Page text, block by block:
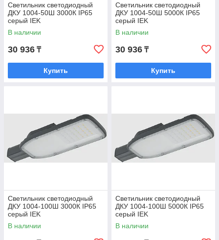
Выгодные скидки и акции
Постоянным покупателям.
✓
✓
Помощь
Наши консультанты помогут в выборе светильников.
Светильник светодиодный
ДКУ 1004-50Ш 3000К IP65
серый IEK
В наличии
30 936 ₸
Купить
Светильник светодиодный
ДКУ 1004-50Ш 5000К IP65
серый IEK
В наличии
30 936 ₸
Купить
Светильник светодиодный
ДКУ 1004-100Ш 3000К IP65
серый IEK
В наличии
Светильник светодиодный
ДКУ 1004-100Ш 5000К IP65
серый IEK
В наличии